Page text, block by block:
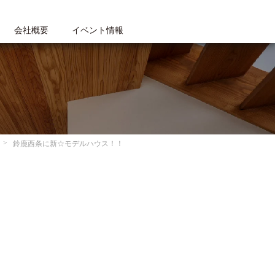
会社概要 イベント情報
鈴鹿西条に新☆モデルハウス！！